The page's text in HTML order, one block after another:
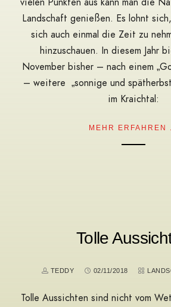
Landschaft genießen. Es lohnt
sich auch einmal die Zeit zu
hinzuschauen. In diesem Jahr
November bisher – nach einem
– weitere „sonnige und
im Kraichtal:
MEHR ERFAHREN
Tolle
TEDDY 02/11/2018
Tolle Aussichten sind nicht vom